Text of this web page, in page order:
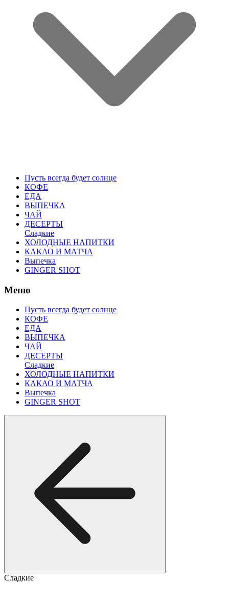
Пусть всегда будет солнце
КОФЕ
ЕДА
ВЫПЕЧКА
ЧАЙ
ДЕСЕРТЫ
Сладкие
ХОЛОДНЫЕ НАПИТКИ
КАКАО И МАТЧА
Выпечка
GINGER SHOT
Меню
Пусть всегда будет солнце
КОФЕ
ЕДА
ВЫПЕЧКА
ЧАЙ
ДЕСЕРТЫ
Сладкие
ХОЛОДНЫЕ НАПИТКИ
КАКАО И МАТЧА
Выпечка
GINGER SHOT
Сладкие